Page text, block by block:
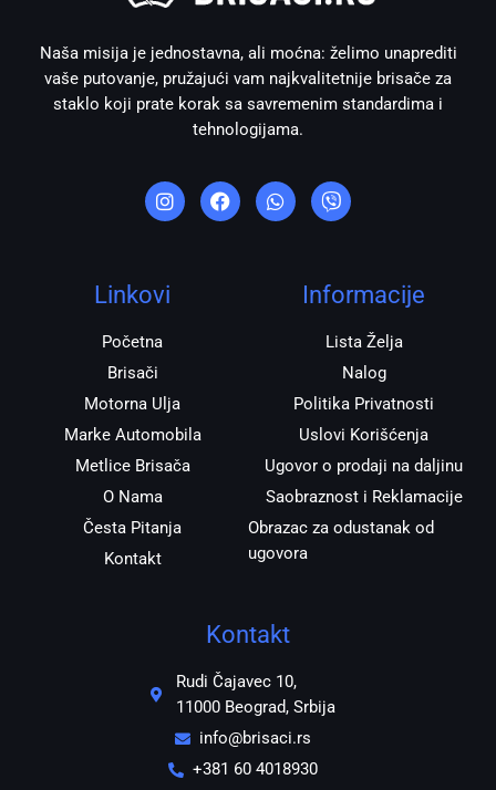
Naša misija je jednostavna, ali moćna: želimo unaprediti
vaše putovanje, pružajući vam najkvalitetnije brisače za
staklo koji prate korak sa savremenim standardima i
tehnologijama.
n
s
t
r
a
a
c
e
h
a
t
i
b
e
Linkovi
Početna
Brisači
Motorna Ulja
Marke Automobila
Metlice Brisača
O Nama
Česta Pitanja
Kontakt
Informacije
Lista Želja
Nalog
Politika Privatnosti
Uslovi Korišćenja
Ugovor o prodaji na daljinu
Saobraznost i Reklamacije
Obrazac za odustanak od
ugovora
Kontakt
Rudi Čajavec 10,
11000 Beograd, Srbija
info@brisaci.rs
+381 60 4018930